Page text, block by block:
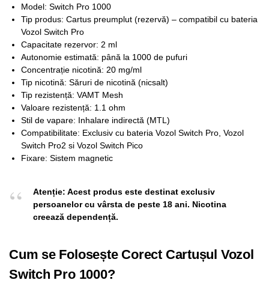
Model: Switch Pro 1000
Tip produs: Cartus preumplut (rezervă) – compatibil cu bateria
Vozol Switch Pro
Capacitate rezervor: 2 ml
Autonomie estimată: până la 1000 de pufuri
Concentrație nicotină: 20 mg/ml
Tip nicotină: Săruri de nicotină (nicsalt)
Tip rezistență: VAMT Mesh
Valoare rezistență: 1.1 ohm
Stil de vapare: Inhalare indirectă (MTL)
Compatibilitate: Exclusiv cu bateria Vozol Switch Pro, Vozol
Switch Pro2 si Vozol Switch Pico
Fixare: Sistem magnetic
Atenție: Acest produs este destinat exclusiv
persoanelor cu vârsta de peste 18 ani. Nicotina
creează dependență.
Cum se Folosește Corect Cartușul Vozol
Switch Pro 1000?